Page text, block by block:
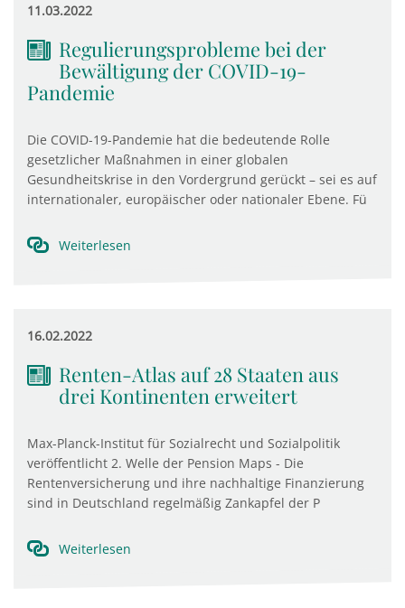
11.03.2022
Regulierungsprobleme bei der
Bewältigung der COVID-19-
Pandemie
Die COVID-19-Pandemie hat die bedeutende Rolle
gesetzlicher Maßnahmen in einer globalen
Gesundheitskrise in den Vordergrund gerückt – sei es auf
internationaler, europäischer oder nationaler Ebene. Fü
Weiterlesen
16.02.2022
Renten-Atlas auf 28 Staaten aus
drei Kontinenten erweitert
Max-Planck-Institut für Sozialrecht und Sozialpolitik
veröffentlicht 2. Welle der Pension Maps - Die
Rentenversicherung und ihre nachhaltige Finanzierung
sind in Deutschland regelmäßig Zankapfel der P
Weiterlesen